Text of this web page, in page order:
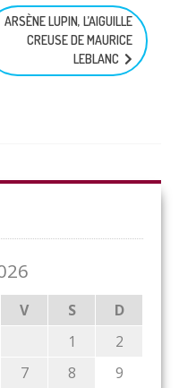
ARSÈNE LUPIN, L’AIGUILLE
CREUSE DE MAURICE
LEBLANC
V S
D
1
2
7 8
9